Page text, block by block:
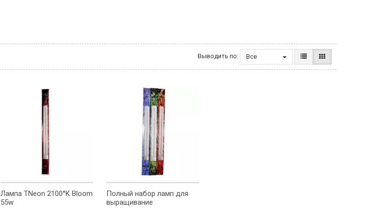
Выводить по: Все
Лампа TNeon 2100°K Bloom
55w
Полный набор ламп для
выращивание